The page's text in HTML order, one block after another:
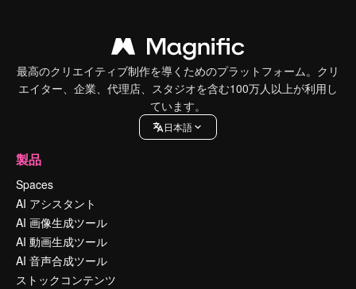
最高のクリエイティブ制作を導くためのプラットフォーム。クリ
エイター、企業、代理店、スタジオを含む100万人以上が利用し
ています。
日本語
製品
Spaces
AI アシスタント
AI 画像生成ツール
AI 動画生成ツール
AI 音声合成ツール
ストックコンテンツ